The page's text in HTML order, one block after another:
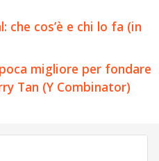
cos’è e chi lo fa (in
migliore per fondare
Tan (Y Combinator)